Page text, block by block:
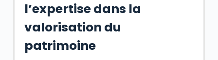
l’expertise dans la
valorisation du
patrimoine